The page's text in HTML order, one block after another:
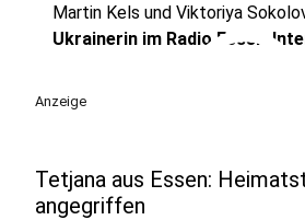
Martin Kels und Viktoriya
Ukrainerin im Radio Essen-
Anzeige
Tetjana aus Essen:
angegriffen